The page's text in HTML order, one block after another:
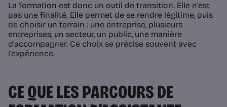
La formation est donc un outil de transition. Elle n’est
pas une finalité. Elle permet de se rendre légitime, puis
de choisir un terrain : une entreprise, plusieurs
entreprises, un secteur, un public, une manière
d’accompagner. Ce choix se précise souvent avec
l’expérience.
CE QUE LES PARCOURS DE